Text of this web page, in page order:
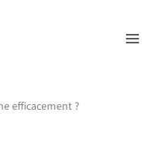
efficacement ?